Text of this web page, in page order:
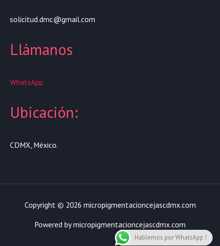
solicitud.dmc@gmail.com
Llámanos
WhatsApp
Ubicación:
CDMX, México.
Copyright © 2026 micropigmentacioncejascdmx.com
Powered by micropigmentacioncejascdmx.com
Hablemos por WhatsApp !